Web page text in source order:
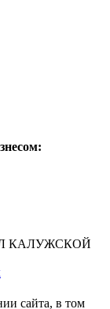
КАЛУЖСКОЙ
сайта, в том